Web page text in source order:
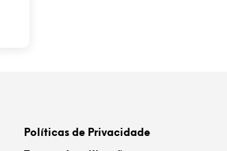
Políticas de Privacidade